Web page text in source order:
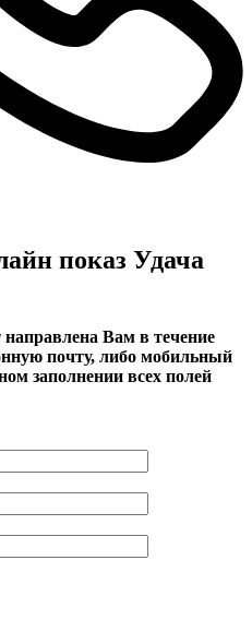
показ Удача
Вам в течение
почту, либо мобильный
заполнении всех полей